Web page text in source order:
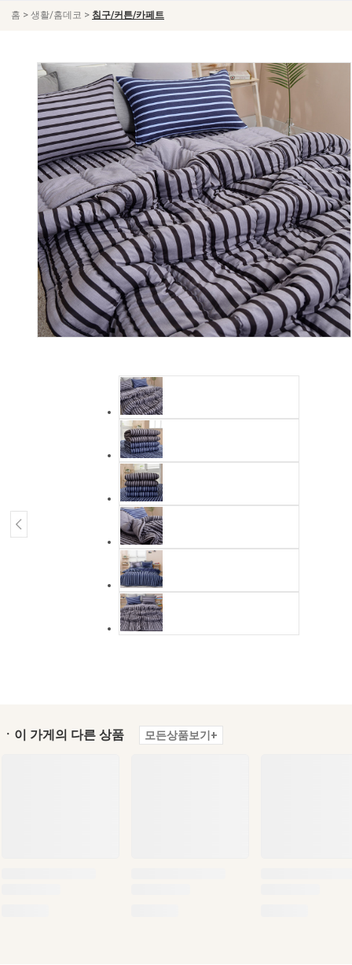
홈 > 생활/홈데코 > 침구/커튼/카페트
ㆍ이 가게의 다른 상품 모든상품보기+